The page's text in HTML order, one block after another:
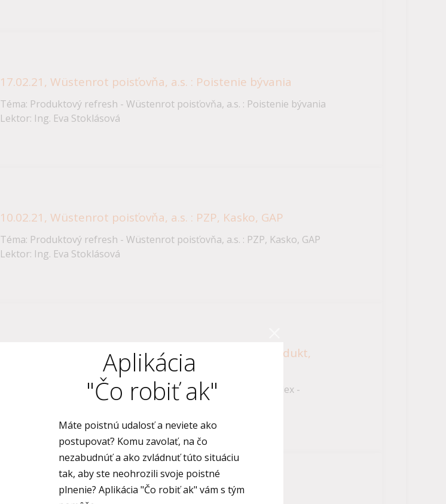
17.02.21, Wüstenrot poisťovňa, a.s. : Poistenie bývania
Téma: Produktový refresh - Wüstenrot poisťovňa, a.s. : Poistenie bývania
Lektor: Ing. Eva Stoklásová
10.02.21, Wüstenrot poisťovňa, a.s. : PZP, Kasko, GAP
Téma: Produktový refresh - Wüstenrot poisťovňa, a.s. : PZP, Kasko, GAP
Lektor: Ing. Eva Stoklásová
03.02.21, Wüstenrot poisťovňa, a.s. : Wkomplex - produkt,
zmeny a novinky 2021
Téma: Produktový refresh - Wüstenrot poisťovňa, a.s. : Wkomplex -
produkt, zmeny a novinky 2021 Lektor: Ing. Eva Stoklásová
Aplikácia
"Čo robiť ak"
Máte poistnú udalosť a neviete ako
postupovať? Komu zavolať, na čo
nezabudnúť a ako zvládnuť túto situáciu
tak, aby ste neohrozili svoje poistné
plnenie? Aplikácia "Čo robiť ak" vám s tým